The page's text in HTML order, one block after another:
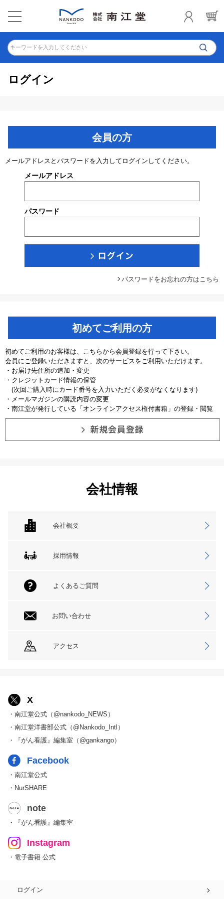
キーワードを入力してください
ログイン
会員の方
メールアドレスとパスワードを入力してログインしてください。
メールアドレス
パスワード
パスワードをお忘れの方はこちら
初めてご利用の方
初めてご利用のお客様は、こちらから会員登録を行って下さい。
会員にご登録いただきますと、次のサービスをご利用いただけます。
・お届け先住所の追加・変更
・クレジットカード情報の保管
(次回ご購入時にカード番号を入力いただく必要がなくなります)
・メールマガジンの購読内容の変更
・南江堂が発行している「オンラインアクセス権付書籍」の登録・閲覧
会社情報
会社概要
採用情報
よくあるご質問
お問い合わせ
アクセス
X
・南江堂公式（@nankodo_NEWS）
・南江堂洋書部公式（@Nankodo_Intl）
・『がん看護』編集室（@gankango）
Facebook
・南江堂公式
・NurSHARE
note
・『がん看護』編集室
Instagram
・電子書籍 公式
ログイン